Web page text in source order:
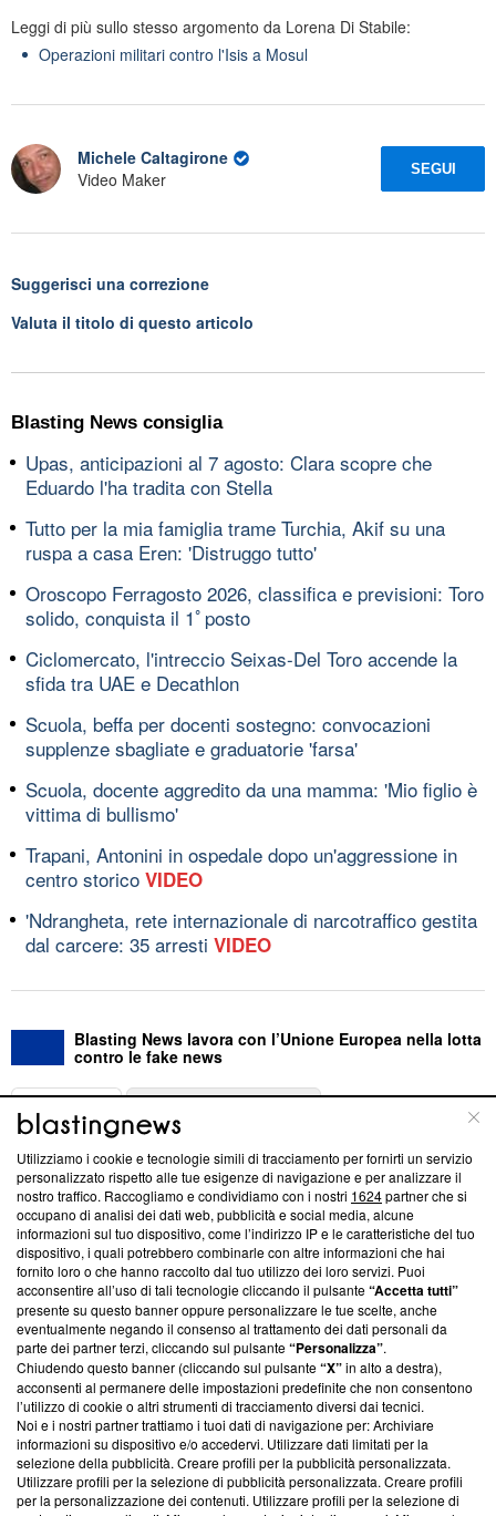
Leggi di più sullo stesso argomento da Lorena Di Stabile:
Operazioni militari contro l'Isis a Mosul
Michele Caltagirone
Video Maker
SEGUI
Suggerisci una correzione
Valuta il titolo di questo articolo
Blasting News consiglia
Upas, anticipazioni al 7 agosto: Clara scopre che
Eduardo l'ha tradita con Stella
Tutto per la mia famiglia trame Turchia, Akif su una
ruspa a casa Eren: 'Distruggo tutto'
Oroscopo Ferragosto 2026, classifica e previsioni: Toro
solido, conquista il 1ﾟposto
Ciclomercato, l'intreccio Seixas-Del Toro accende la
sfida tra UAE e Decathlon
Scuola, beffa per docenti sostegno: convocazioni
supplenze sbagliate e graduatorie 'farsa'
Scuola, docente aggredito da una mamma: 'Mio figlio è
vittima di bullismo'
Trapani, Antonini in ospedale dopo un'aggressione in
centro storico VIDEO
'Ndrangheta, rete internazionale di narcotraffico gestita
dal carcere: 35 arresti VIDEO
Blasting News lavora con l’Unione Europea nella lotta
contro le fake news
ABOUT
Questa sezione offre informazioni trasparenti su Blasting
News, sui nostri processi editoriali e su come ci impegniamo a
creare news di qualità. Inoltre, afferma la nostra aderenza a
‘Trust Project - News with Integrity’Blasting News non è
ancora membro del programma, ma ha richiesto di farne
parte; Trust Project non ha ancora effettuato una verifica di
conformità agli standard.
Su di noi
Team editoriale
Corporate
Redazione
Informativa Privacy
Utilizziamo i cookie e tecnologie simili di tracciamento per fornirti un servizio
personalizzato rispetto alle tue esigenze di navigazione e per analizzare il
nostro traffico. Raccogliamo e condividiamo con i nostri 1624partner che si
occupano di analisi dei dati web, pubblicità e social media, alcune
informazioni sul tuo dispositivo, come l’indirizzo IP e le caratteristiche del tuo
dispositivo, i quali potrebbero combinarle con altre informazioni che hai
fornito loro o che hanno raccolto dal tuo utilizzo dei loro servizi. Puoi
acconsentire all’uso di tali tecnologie cliccando il pulsante“Accetta tutti”
presente su questo banner oppure personalizzare le tue scelte, anche
eventualmente negando il consenso al trattamento dei dati personali da
parte dei partner terzi, cliccando sul pulsante“Personalizza”.
Chiudendo questo banner (cliccando sul pulsante“X”in alto a destra),
acconsenti al permanere delle impostazioni predefinite che non consentono
l’utilizzo di cookie o altri strumenti di tracciamento diversi dai tecnici.
Noi e i nostri partner trattiamo i tuoi dati di navigazione per: Archiviare
informazioni su dispositivo e/o accedervi. Utilizzare dati limitati per la
selezione della pubblicità. Creare profili per la pubblicità personalizzata.
Utilizzare profili per la selezione di pubblicità personalizzata. Creare profili
per la personalizzazione dei contenuti. Utilizzare profili per la selezione di